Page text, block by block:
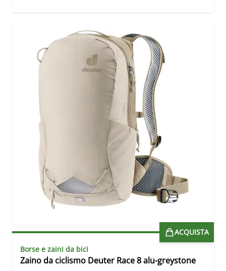
ACQUISTA
Borse e zaini da bici
Zaino da ciclismo Deuter Race 8 alu-greystone